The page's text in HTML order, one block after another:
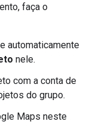
faça o
automaticamente
nele.
com a conta de
do grupo.
Maps neste